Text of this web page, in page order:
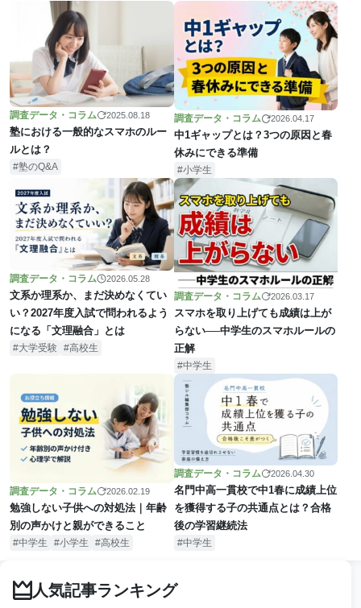
調査データ・コラム 2025.08.18
塾における一般的なスマホのルー
ルとは？
塾のQ&A
調査データ・コラム 2026.04.17
中1ギャップとは？3つの原因と春
休みにできる準備
小学生
調査データ・コラム 2026.05.28
文系か理系か、まだ決めなくてい
い？2027年度入試で問われるよう
になる「文理融合」とは
大学受験 高校生
調査データ・コラム 2026.03.17
スマホを取り上げても成績は上が
らない──中学生のスマホルールの
正解
中学生
調査データ・コラム 2026.02.19
勉強しない子供への対処法｜年齢
別の声かけと親ができること
中学生 小学生 高校生
調査データ・コラム 2026.04.30
名門中高一貫校で中1春に成績上位
を獲得する子の共通点とは？合格
後の学習継続法
中学生
人気記事ランキング